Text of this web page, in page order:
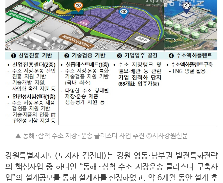
▲ 동해･삼척 수소 저장･운송 클러스터 사업 추진 ©시사강원신문
강원특별자치도(도지사 김진태)는 강원 영동·남부권 발전특화전략
의 핵심사업 중 하나인 “동해･삼척 수소 저장운송 클러스터 구축사
업”의 설계공모를 통해 설계사를 선정하였고, 약 6개월 동안 설계 후